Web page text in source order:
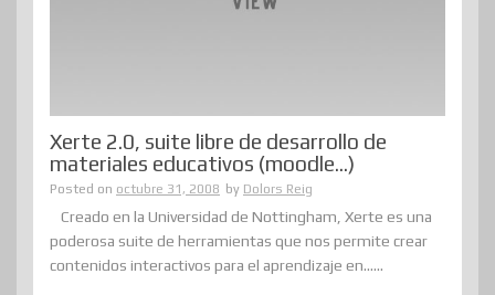
Xerte 2.0, suite libre de desarrollo de
materiales educativos (moodle…)
Posted on octubre 31, 2008 by Dolors Reig
Creado en la Universidad de Nottingham, Xerte es una
poderosa suite de herramientas que nos permite crear
contenidos interactivos para el aprendizaje en......